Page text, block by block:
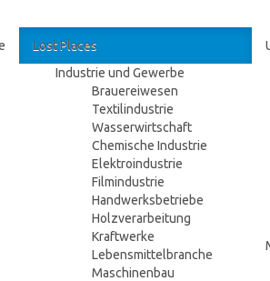
Lost Places
Industrie und Gewerbe
Brauereiwesen
Textilindustrie
Wasserwirtschaft
Chemische Industrie
Elektroindustrie
Filmindustrie
Handwerksbetriebe
Holzverarbeitung
Kraftwerke
Lebensmittelbranche
Maschinenbau